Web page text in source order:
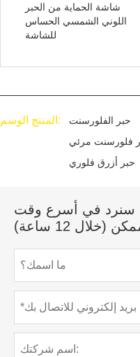
شاشة الحماية من الحبر
اللوني الشمسي الحساس
للشاشة
المنتج الوسم: حبر الفلورسنت
فلورسنت مرئي
حبر أزرق فلوري
سنرد في أسرع وقت
(خلال 12 ساعة)